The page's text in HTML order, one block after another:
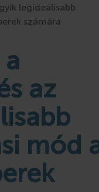
fürdő
legideálisabb
számára
az
mód